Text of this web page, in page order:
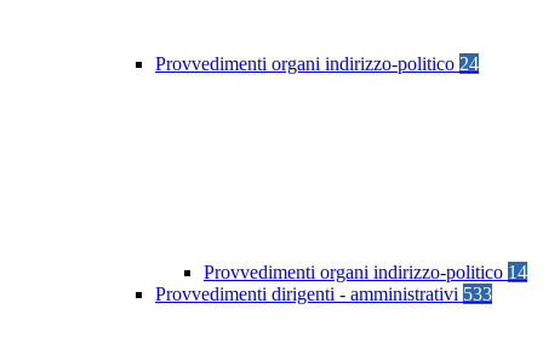
Provvedimenti organi indirizzo-politico 24
Provvedimenti organi indirizzo-politico 14
Provvedimenti dirigenti - amministrativi 533